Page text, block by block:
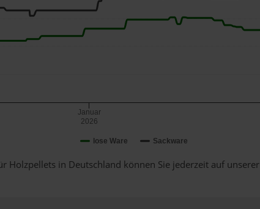
lose Ware Sackware
Januar
2026
Holzpellets in Deutschland können Sie jederzeit auf unserer